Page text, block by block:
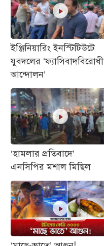
ইঞ্জিনিয়ারিং ইনস্টিটিউটে
যুবদলের ‘ফ্যাসিবাদবিরোধী
আন্দোলন’
‘হামলার প্রতিবাদে’
এনসিপির মশাল মিছিল